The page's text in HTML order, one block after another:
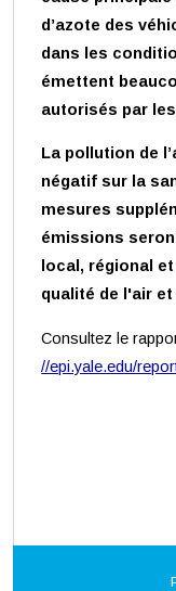
d’azote des
dans les
émettent
autorisés par
La pollution de
négatif sur la
mesures
émissions
local, régional
qualité de l'air
Consultez le
//epi.yale.edu/